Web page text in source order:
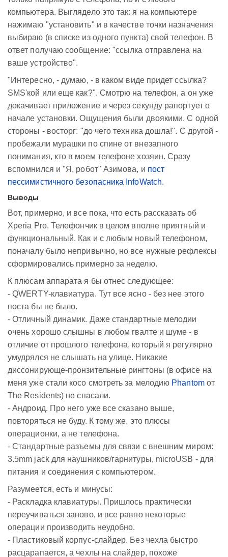
компьютера. Выглядело это так: я на компьютере
нажимаю "установить" и в качестве точки назначения
выбираю (в списке из одного пункта) свой телефон. В
ответ получаю сообщение: "ссылка отправлена на
ваше устройство".
"Интересно, - думаю, - в каком виде придет ссылка?
SMS'кой или еще как?". Смотрю на телефон, а он уже
докачивает приложение и через секунду рапортует о
начале установки. Ощущения были двоякими. С одной
стороны - восторг: "до чего техника дошла!". С другой -
пробежали мурашки по спине от внезапного
понимания, кто в моем телефоне хозяин. Сразу
вспомнился и "Я, робот" Азимова, и пост
пессимистичного безопасника InfoWatch.
Выводы
Вот, примерно, и все пока, что есть рассказать об
Xperia Pro. Телефончик в целом вполне приятный и
функциональный. Как и с любым новый телефоном,
поначалу было непривычно, но все нужные рефлексы
сформировались примерно за неделю.
К плюсам аппарата я бы отнес следующее:
- QWERTY-клавиатура. Тут все ясно - без нее этого
поста бы не было.
- Отличный динамик. Даже стандартные мелодии
очень хорошо слышны в любом гвалте и шуме - в
отличие от прошлого телефона, который я регулярно
умудрялся не слышать на улице. Никакие
диссонирующе-пронзительные рингтоны (в офисе на
меня уже стали косо смотреть за мелодию Phantomот
The Residents) не спасали.
- Андроид. Про него уже все сказано выше,
повторяться не буду. К тому же, это плюсы
операционки, а не телефона.
- Стандартные разъемы для связи с внешним миром:
3.5mm jack для наушников/гарнитуры, microUSB - для
питания и соединения с компьютером.
Разумеется, есть и минусы:
- Раскладка клавиатуры. Пришлось практически
переучиваться заново, и все равно некоторые
операции производить неудобно.
- Пластиковый корпус-слайдер. Без чехла быстро
расцарапается, а чехлы на слайдер, похоже